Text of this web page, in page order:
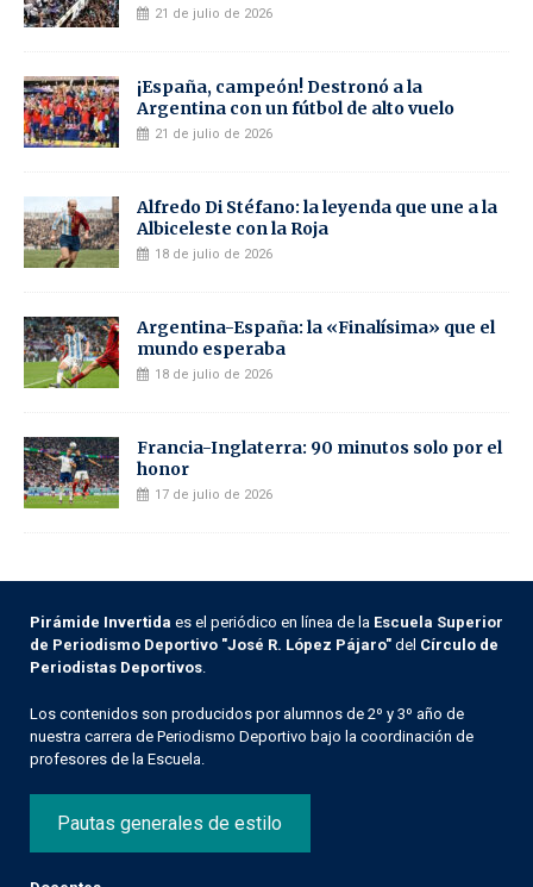
21 de julio de 2026
¡España, campeón! Destronó a la
Argentina con un fútbol de alto vuelo
21 de julio de 2026
Alfredo Di Stéfano: la leyenda que une a la
Albiceleste con la Roja
18 de julio de 2026
Argentina-España: la «Finalísima» que el
mundo esperaba
18 de julio de 2026
Francia-Inglaterra: 90 minutos solo por el
honor
17 de julio de 2026
Pirámide Invertida es el periódico en línea de la Escuela Superior
de Periodismo Deportivo "José R. López Pájaro" del Círculo de
Periodistas Deportivos
Los contenidos son producidos por alumnos de 2º y 3º año de
nuestra carrera de Periodismo Deportivo bajo la coordinación de
profesores de la Escuela.
Pautas generales de estilo